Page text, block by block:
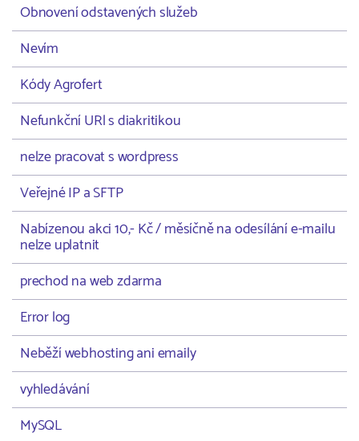
Obnovení odstavených služeb
Nevím
Kódy Agrofert
Nefunkční URl s diakritikou
nelze pracovat s wordpress
Veřejné IP a SFTP
Nabízenou akci 10,- Kč / měsíčně na odesílání e-mailu
nelze uplatnit
prechod na web zdarma
Error log
Neběží webhosting ani emaily
vyhledávání
MySQL